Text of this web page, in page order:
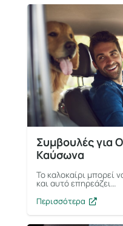
Συμβουλές για
Καύσωνα
Το καλοκαίρι μπορεί
και αυτό επηρεάζει…
Περισσότερα